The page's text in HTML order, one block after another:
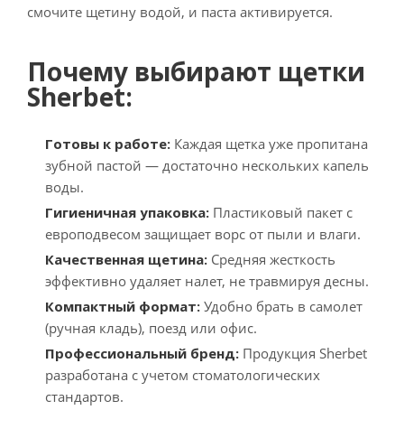
смочите щетину водой, и паста активируется.
Почему выбирают щетки
Sherbet:
Готовы к работе: Каждая щетка уже пропитана
зубной пастой — достаточно нескольких капель
воды.
Гигиеничная упаковка: Пластиковый пакет с
европодвесом защищает ворс от пыли и влаги.
Качественная щетина: Средняя жесткость
эффективно удаляет налет, не травмируя десны.
Компактный формат: Удобно брать в самолет
(ручная кладь), поезд или офис.
Профессиональный бренд: Продукция Sherbet
разработана с учетом стоматологических
стандартов.